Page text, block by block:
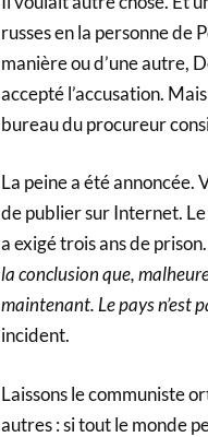
russes en la personne de
manière ou d’une autre,
accepté l’accusation.
bureau du procureur
La peine a été annoncée.
de publier sur Internet.
a exigé trois ans de
la conclusion que,
maintenant. Le pays n’est
incident.
Laissons le communiste
autres : si tout le monde